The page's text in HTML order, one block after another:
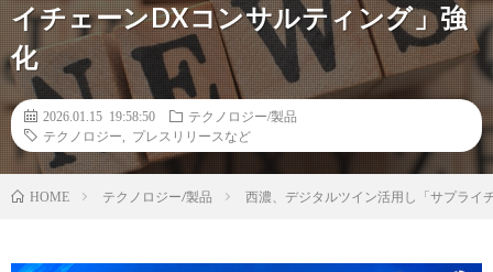
イチェーンDXコンサルティング」強
化
2026.01.15 19:58:50
テクノロジー/製品
テクノロジー
プレスリリースなど
HOME テクノロジー/製品 西濃、デジタルツイン活用し「サプライ